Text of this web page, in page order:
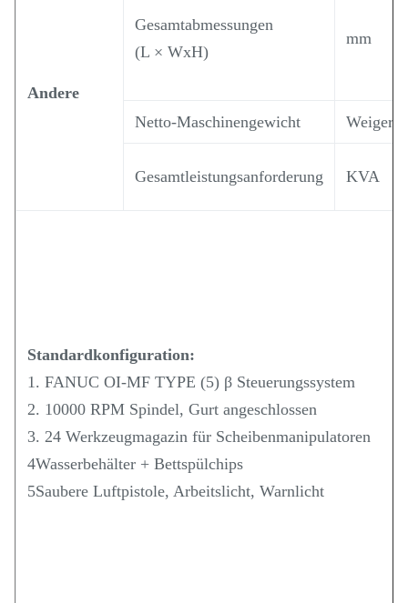
Andere
Gesamtabmessungen
(L × WxH)
mm
Netto-Maschinengewicht
Gesamtleistungsanforderung KVA
Standardkonfiguration:
1. FANUC OI-MF TYPE (5) β Steuerungssystem
2. 10000 RPM Spindel, Gurt angeschlossen
3. 24 Werkzeugmagazin für Scheibenmanipulatoren
4Wasserbehälter + Bettspülchips
5Saubere Luftpistole, Arbeitslicht, Warnlicht